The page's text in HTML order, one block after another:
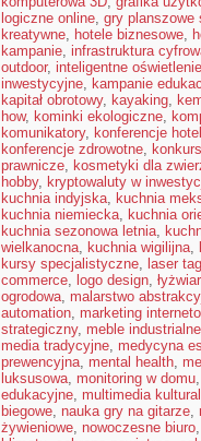
logiczne online, gry planszowe
kreatywne, hotele biznesowe,
kampanie, infrastruktura
outdoor, inteligentne oświetlenie
inwestycyjne, kampanie
kapitał obrotowy, kayaking,
how, kominki ekologiczne,
komunikatory, konferencje
konferencje zdrowotne,
prawnicze, kosmetyki dla
hobby, kryptowaluty w
kuchnia indyjska, kuchnia
kuchnia niemiecka, kuchnia
kuchnia sezonowa letnia,
wielkanocna, kuchnia wigilijna,
kursy specjalistyczne, laser tag
commerce, logo design,
ogrodowa, malarstwo
automation, marketing
strategiczny, meble industrialne
media tradycyjne, medycyna
prewencyjna, mental health,
luksusowa, monitoring w domu,
edukacyjne, multimedia
biegowe, nauka gry na gitarze,
żywieniowe, nowoczesne biuro,